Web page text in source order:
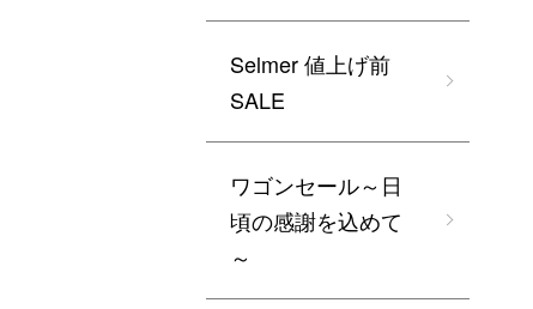
Selmer 値上げ前
SALE
ワゴンセール～日
頃の感謝を込めて
～